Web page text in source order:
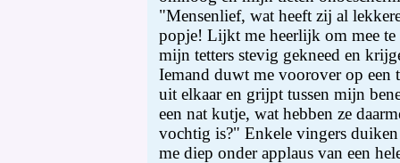
"Mensenlief, wat heeft zij al
popje! Lijkt me heerlijk om mee
mijn tetters stevig gekneed en
Iemand duwt me voorover op een
uit elkaar en grijpt tussen mijn
een nat kutje, wat hebben ze
vochtig is?" Enkele vingers
me diep onder applaus van een